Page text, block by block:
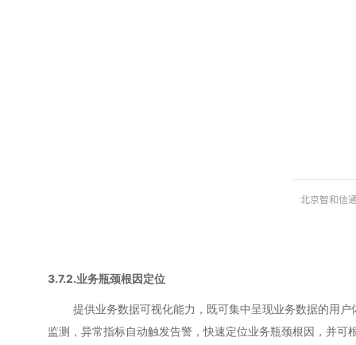
3.7.2.业务瓶颈根因定位
提供业务数据可视化能力，既可集中呈现业务数据的用户
监测，异常指标自动触发告警，快速定位业务瓶颈根因，并